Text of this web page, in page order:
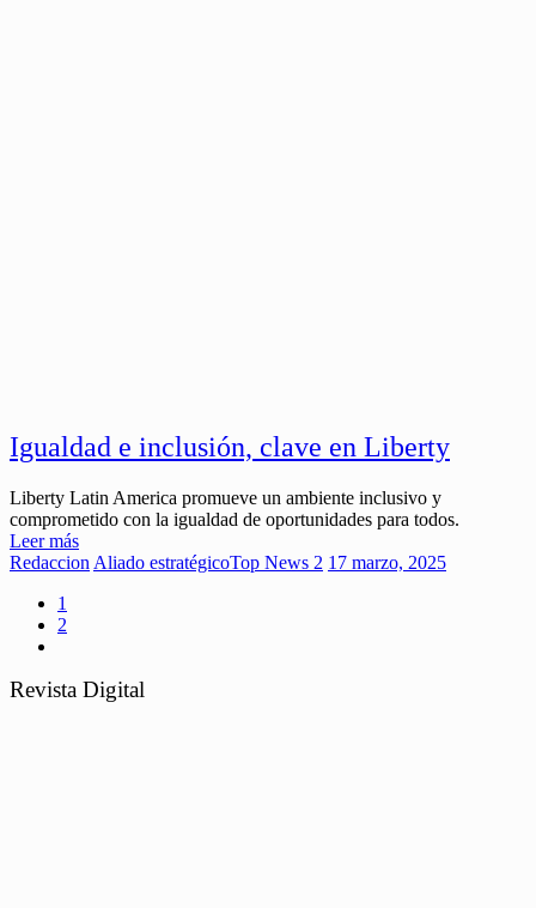
Igualdad e inclusión, clave en Liberty
Liberty Latin America promueve un ambiente inclusivo y
comprometido con la igualdad de oportunidades para todos.
Leer más
Redaccion Aliado estratégicoTop News 2 17 marzo, 2025
1
2
Revista Digital